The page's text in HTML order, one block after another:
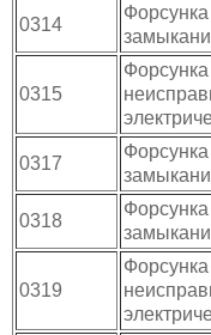
0314
Форсунка
0315
0317
Форсунка
0318
Форсунка
0319